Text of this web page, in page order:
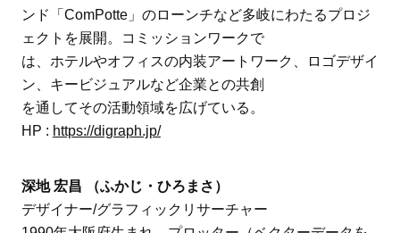
ンド「ComPotte」のローンチなど多岐にわたるプロジ
ェクトを展開。コミッションワークで
は、ホテルやオフィスの内装アートワーク、ロゴデザイ
ン、キービジュアルなど企業との共創
を通してその活動領域を広げている。
HP : https://digraph.jp/
深地 宏昌 （ふかじ・ひろまさ）
デザイナー/グラフィックリサーチャー